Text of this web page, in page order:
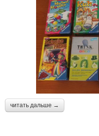
читать дальше →